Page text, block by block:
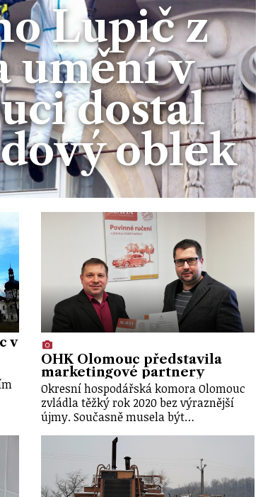
Lupič z
umění v
dostal
oblek
v
OHK Olomouc představila
marketingové partnery
Okresní hospodářská komora Olomouc
zvládla těžký rok 2020 bez výraznější
újmy. Současně musela být…